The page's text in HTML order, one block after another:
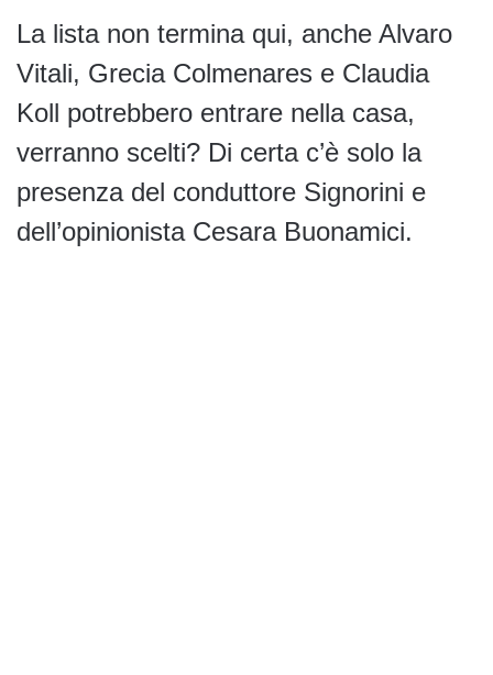
La lista non termina qui, anche Alvaro
Vitali, Grecia Colmenares e Claudia
Koll potrebbero entrare nella casa,
verranno scelti? Di certa c’è solo la
presenza del conduttore Signorini e
dell’opinionista Cesara Buonamici.